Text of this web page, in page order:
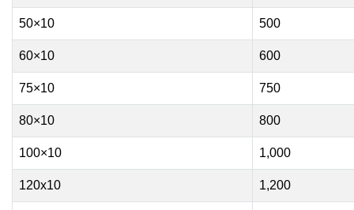
50×10 500
60×10 600
75×10 750
80×10 800
100×10 1,000
120x10 1,200